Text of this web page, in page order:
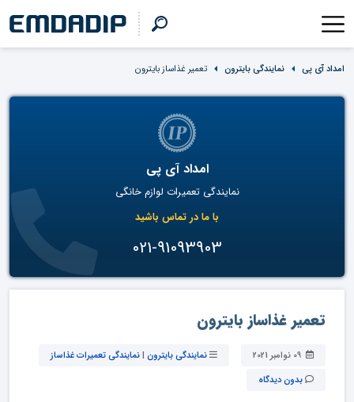
امداد آی پی نمایندگی بایترون تعمیر غذاساز بایترون
امداد آی پی
نمایندگی تعمیرات لوازم خانگی
با ما در تماس باشید
021-91093903
تعمیر غذاساز بایترون
نمایندگی بایترون |نمایندگی تعمیرات غذاساز
بدون دیدگاه